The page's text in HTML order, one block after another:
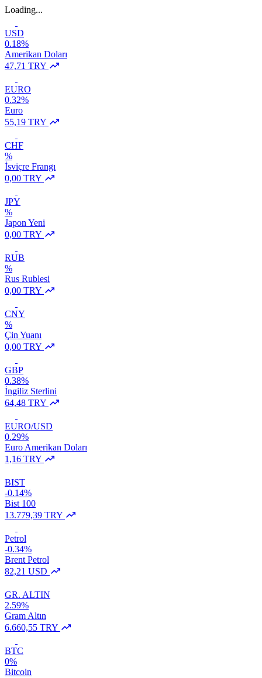
Loading...
USD
0.18%
Amerikan Doları
47,71 TRY
EURO
0.32%
Euro
55,19 TRY
CHF
%
İsviçre Frangı
0,00 TRY
JPY
%
Japon Yeni
0,00 TRY
RUB
%
Rus Rublesi
0,00 TRY
CNY
%
Çin Yuanı
0,00 TRY
GBP
0.38%
İngiliz Sterlini
64,48 TRY
EURO/USD
0.29%
Euro Amerikan Doları
1,16 TRY
BIST
-0.14%
Bist 100
13.779,39 TRY
Petrol
-0.34%
Brent Petrol
82,21 USD
GR. ALTIN
2.59%
Gram Altın
6.660,55 TRY
BTC
0%
Bitcoin